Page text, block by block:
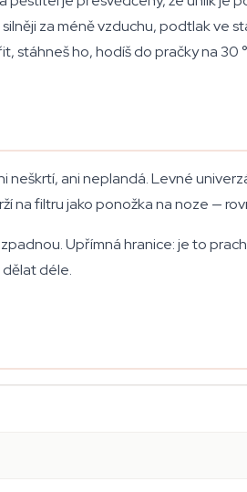
za méně vzduchu, podtlak ve
stáhneš ho, hodíš do pračky na 30
ani neplandá. Levné
na filtru jako ponožka na noze —
Upřímná hranice: je to
dělat déle.